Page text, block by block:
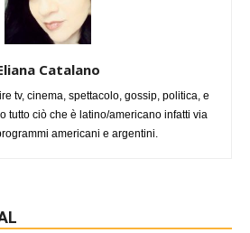
Catalano
tv, cinema, spettacolo, gossip, politica, e
tutto ciò che è latino/americano infatti via
americani e argentini.